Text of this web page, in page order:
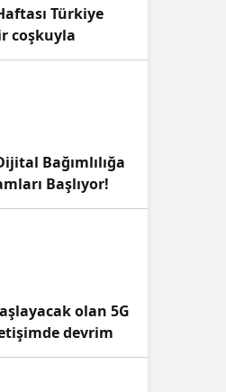
Türkiye
coşkuyla
ve
Bağımlılığa
Başlıyor!
olan 5G
devrim